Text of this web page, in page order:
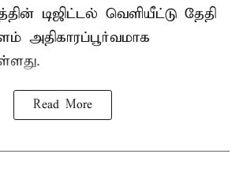
டிஜிட்டல் வெளியீட்டு தேதி
அதிகாரப்பூர்வமாக
Read More